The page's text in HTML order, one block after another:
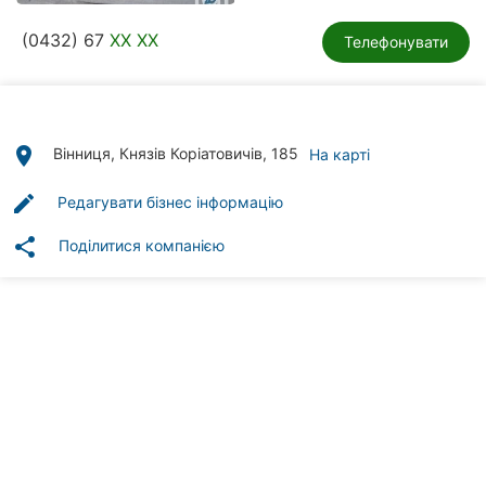
клініки
рубрики
(0432) 67 XX XX Телефонувати
place Вінниця, Князів Коріатовичів, 185 На карті
edit Редагувати бізнес інформацію
share Поділитися компанією